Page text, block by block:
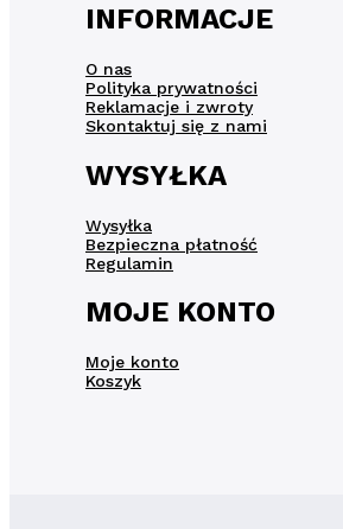
INFORMACJE
O nas
Polityka prywatności
Reklamacje i zwroty
Skontaktuj się z nami
WYSYŁKA
Wysyłka
Bezpieczna płatność
Regulamin
MOJE KONTO
Moje konto
Koszyk